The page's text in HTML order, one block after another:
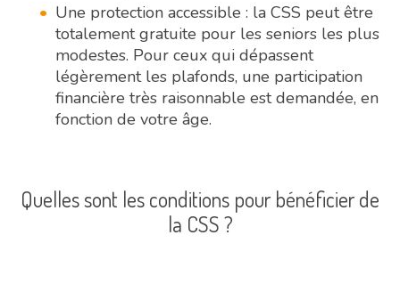
Une protection accessible : la CSS peut être
totalement gratuite pour les seniors les plus
modestes. Pour ceux qui dépassent
légèrement les plafonds, une participation
financière très raisonnable est demandée, en
fonction de votre âge.
Quelles sont les conditions pour bénéficier de
la CSS ?